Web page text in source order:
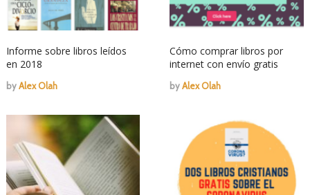
Informe sobre libros leídos
en 2018
byAlex Olah
Cómo comprar libros por
internet con envío gratis
byAlex Olah